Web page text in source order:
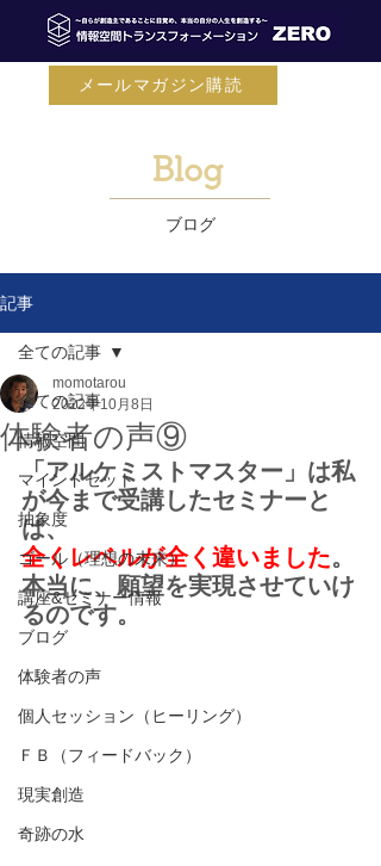
メールマガジン購読
Blog
ブログ
記事
全ての記事
情報空間
マインドセット
抽象度
ゴール（理想の未来）
講座&セミナー情報
ブログ
体験者の声
個人セッション（ヒーリング）
ＦＢ（フィードバック）
現実創造
奇跡の水
全ての記事
体験者の声⑨
momotarou
2022年10月8日
「アルケミストマスター」は私
が今まで受講したセミナーと
は、
全くレベルが全く違いました。
本当に、願望を実現させていけ
るのです。